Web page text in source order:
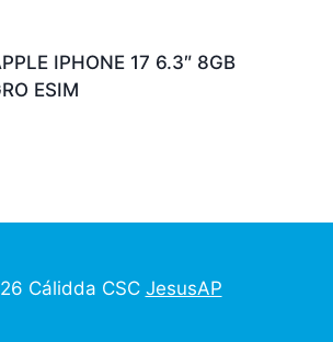
IPHONE 17 6.3″ 8GB
ESIM
Cálidda CSC JesusAP